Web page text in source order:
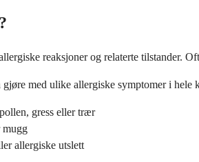
reaksjoner og relaterte tilstander.
med ulike allergiske symptomer i
gress eller trær
mugg
allergiske utslett